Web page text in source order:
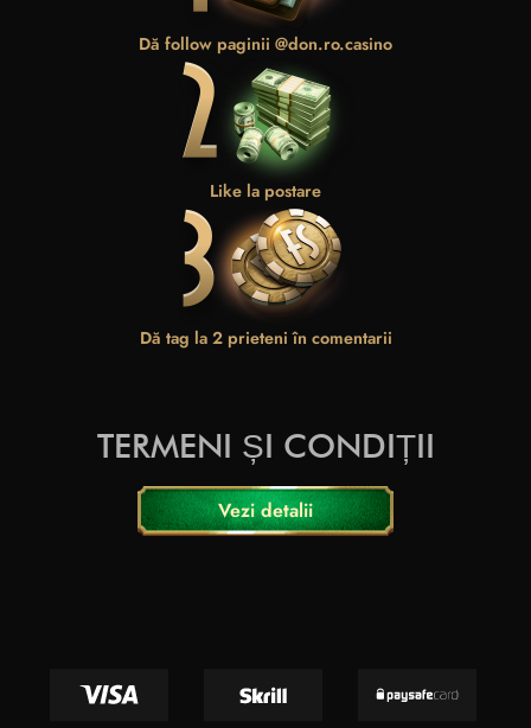
Dă follow paginii @don.ro.casino
Like la postare
Dă tag la 2 prieteni în comentarii
TERMENI ȘI CONDIȚII
Vezi detalii